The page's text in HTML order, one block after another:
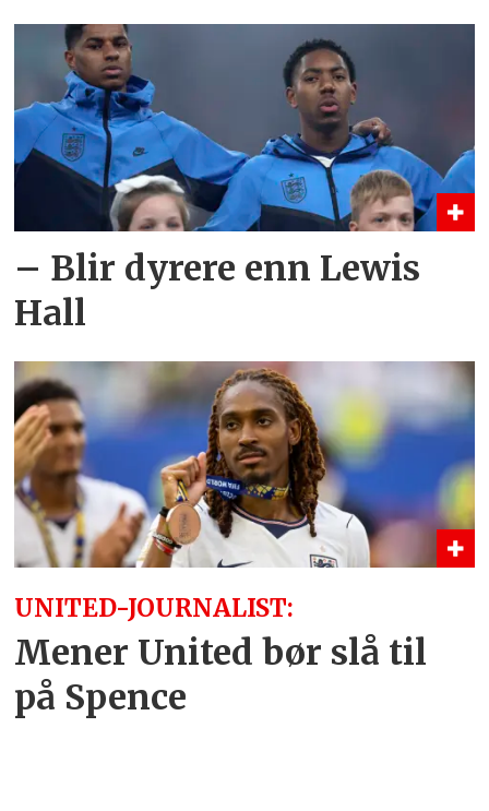
– Blir dyrere enn Lewis
Hall
UNITED-JOURNALIST:
Mener United bør slå til
på Spence